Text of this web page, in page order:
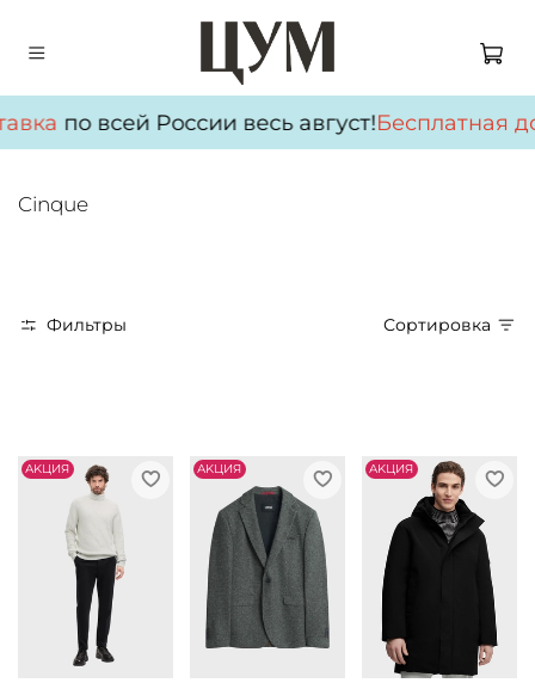
по всей России весь август!Бесплатная
Cinque
Фильтры Сортировка
АKЦИЯ АKЦИЯ АKЦИЯ